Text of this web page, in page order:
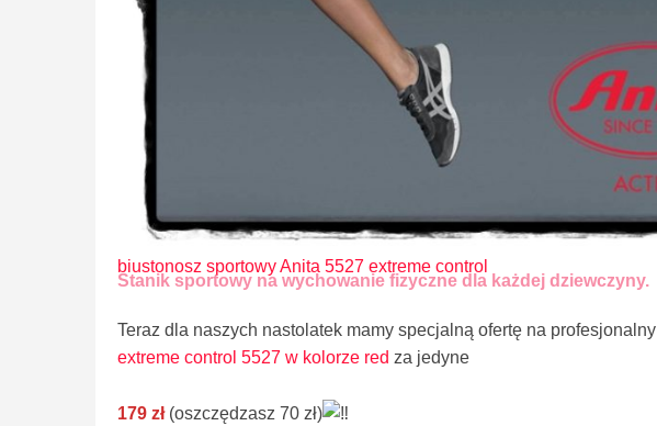
biustonosz sportowy Anita 5527 extreme control
Stanik sportowy na wychowanie fizyczne dla każdej dziewczyny.
Teraz dla naszych nastolatek mamy specjalną ofertę na profesjonalny
extreme control 5527 w kolorze red za jedyne
179 zł (oszczędzasz 70 zł)